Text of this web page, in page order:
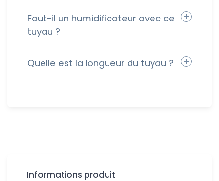
Faut-il un humidificateur avec ce
tuyau ?
Quelle est la longueur du tuyau ?
Informations produit